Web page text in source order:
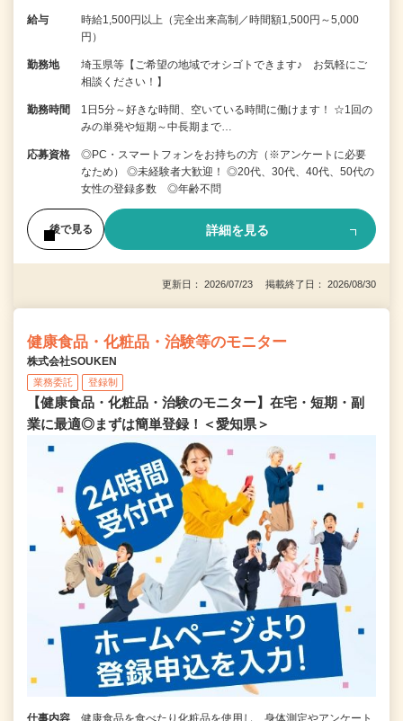
給与
時給1,500円以上（完全出来高制／時間額1,500円～5,000
円）
勤務地
埼玉県等【ご希望の地域でオシゴトできます♪ お気軽にご
相談ください！】
勤務時間
1日5分～好きな時間、空いている時間に働けます！ ☆1回の
みの単発や短期～中長期まで…
応募資格
◎PC・スマートフォンをお持ちの方（※アンケートに必要
なため） ◎未経験者大歓迎！ ◎20代、30代、40代、50代の
女性の登録多数 ◎年齢不問
後で見る 詳細を見る
更新日： 2026/07/23 掲載終了日： 2026/08/30
健康食品・化粧品・治験等のモニター
株式会社SOUKEN
業務委託 登録制
【健康食品・化粧品・治験のモニター】在宅・短期・副
業に最適◎まずは簡単登録！＜愛知県＞